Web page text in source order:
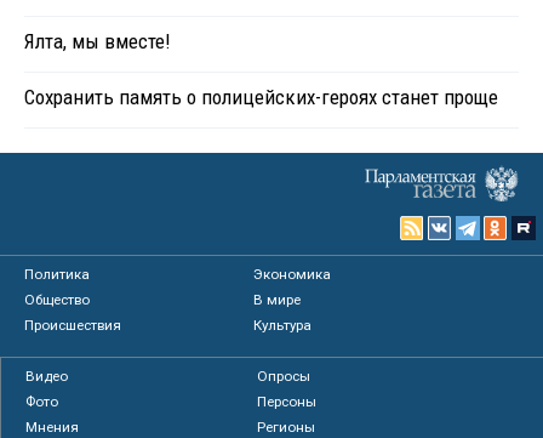
Ялта, мы вместе!
Сохранить память о полицейских-героях станет проще
Политика
Экономика
Общество
В мире
Происшествия
Культура
Видео
Опросы
Фото
Персоны
Мнения
Регионы